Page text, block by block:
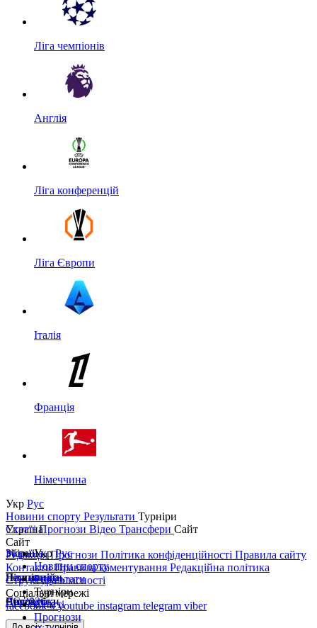
Ліга чемпіонів
Англія
Ліга конференцій
Ліга Європи
Італія
Франція
Німеччина
Укр Рус
Новини спорту Результати Турніри
Україна
Україна
Перша ліга
Друга ліга
Кубок України
Збірні
Ліга націй
ЧС 2026
Чемпіонати
Англія
Іспанія
Єврокубки
Ліга чемпіонів
СтаттіПрогнози Відео Трансфери Сайт
Сайт
РедакціяПрогнози Політика конфіденційності Правила сайту
КонтактиПравила коментування Редакційна політика
Структура власності
Соціальні мережі
facebookxyoutube instagram telegram viber
УкрРус
Новини спорту
Результати
Турніри
Статті
Прогнози